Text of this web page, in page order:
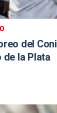
del
la Plata